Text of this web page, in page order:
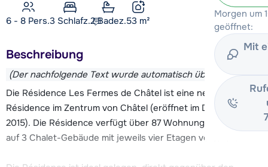
Morgen um
geöffnet:
Mit
6 - 8 Pers.3 Schlafz.2 Badez.53 m²
Beschreibung
(Der nachfolgende Text wurde automatisch übersetzt)
Die Résidence Les Fermes de Châtel ist eine neu gebaute
Résidence im Zentrum von Châtel (eröffnet im Dezember
2015). Die Résidence verfügt über 87 Wohnungen, die sich
auf 3 Chalet-Gebäude mit jeweils vier Etagen verteilen.